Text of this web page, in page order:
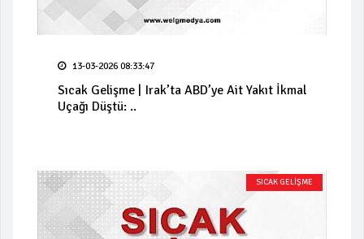
13-03-2026 08:33:47
Sıcak Gelişme | Irak’ta ABD’ye Ait Yakıt İkmal
Uçağı Düştü: ..
SICAK GELİŞME